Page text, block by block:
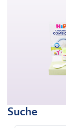
Suche